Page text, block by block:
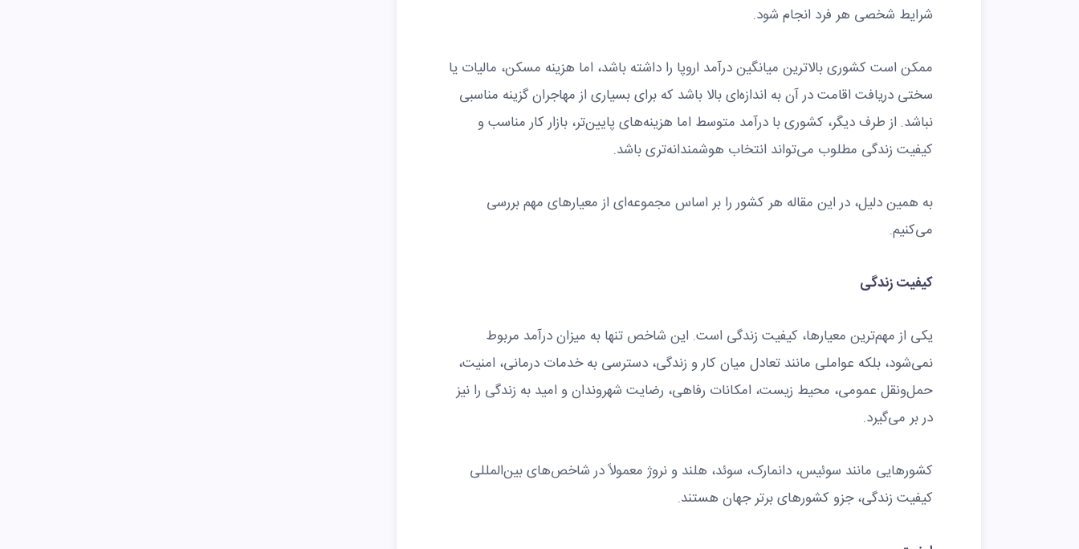
شرایط شخصی هر فرد انجام شود.
ممکن است کشوری بالاترین میانگین درآمد اروپا را داشته باشد، اما هزینه مسکن، مالیات یا
سختی دریافت اقامت در آن به اندازه‌ای بالا باشد که برای بسیاری از مهاجران گزینه مناسبی
نباشد. از طرف دیگر، کشوری با درآمد متوسط اما هزینه‌های پایین‌تر، بازار کار مناسب و
کیفیت زندگی مطلوب می‌تواند انتخاب هوشمندانه‌تری باشد.
به همین دلیل، در این مقاله هر کشور را بر اساس مجموعه‌ای از معیارهای مهم بررسی
می‌کنیم.
کیفیت زندگی
یکی از مهم‌ترین معیارها، کیفیت زندگی است. این شاخص تنها به میزان درآمد مربوط
نمی‌شود، بلکه عواملی مانند تعادل میان کار و زندگی، دسترسی به خدمات درمانی، امنیت،
حمل‌ونقل عمومی، محیط زیست، امکانات رفاهی، رضایت شهروندان و امید به زندگی را نیز
در بر می‌گیرد.
کشورهایی مانند سوئیس، دانمارک، سوئد، هلند و نروژ معمولاً در شاخص‌های بین‌المللی
کیفیت زندگی، جزو کشورهای برتر جهان هستند.